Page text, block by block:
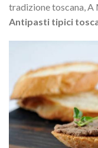
tradizione toscana, A
Antipasti tipici